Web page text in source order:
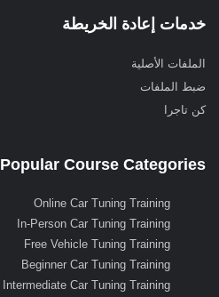
خدمات إعادة الخريطة
الملفات الأصلية
ضبط الملفات
كن تاجرا
Popular Course Categories
Online Car Tuning Training
In-Person Car Tuning Training
Free Vehicle Tuning Training
Beginner Car Tuning Training
Intermediate Car Tuning Training